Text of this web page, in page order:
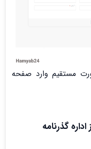
مستقیم وارد صفحه
اداره گذرنامه